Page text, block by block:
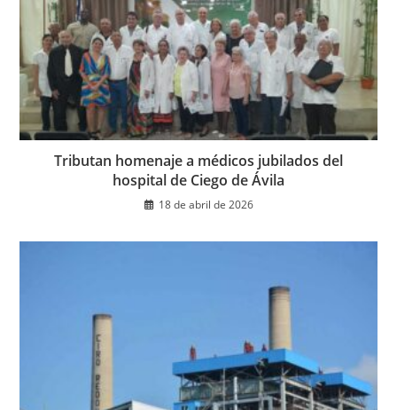
Tributan homenaje a médicos jubilados del
hospital de Ciego de Ávila
18 de abril de 2026